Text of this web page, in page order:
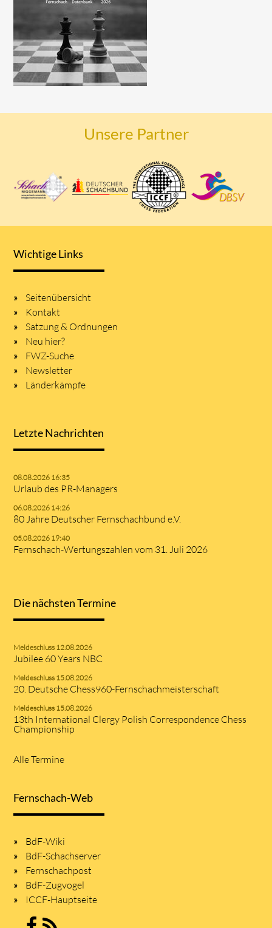
Unsere Partner
Wichtige Links
Seitenübersicht
Kontakt
Satzung & Ordnungen
Neu hier?
FWZ-Suche
Newsletter
Länderkämpfe
Letzte Nachrichten
08.08.2026 16:35
Urlaub des PR-Managers
06.08.2026 14:26
80 Jahre Deutscher Fernschachbund e.V.
05.08.2026 19:40
Fernschach-Wertungszahlen vom 31. Juli 2026
Die nächsten Termine
Meldeschluss 12.08.2026
Jubilee 60 Years NBC
Meldeschluss 15.08.2026
20. Deutsche Chess960-Fernschachmeisterschaft
Meldeschluss 15.08.2026
13th International Clergy Polish Correspondence Chess
Championship
Alle Termine
Fernschach-Web
BdF-Wiki
BdF-Schachserver
Fernschachpost
BdF-Zugvogel
ICCF-Hauptseite